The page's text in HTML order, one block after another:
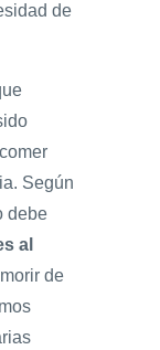
de
Según
debe
al
de